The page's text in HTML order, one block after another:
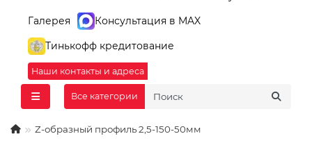
Галерея
Консультация в MAX
Тинькофф кредитование
Наши контакты и адреса
Все категории
Z-образный профиль 2,5-150-50мм